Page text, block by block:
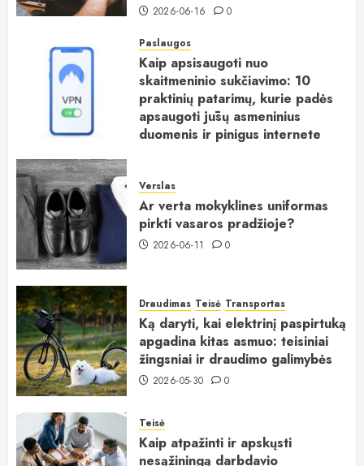
2026-06-16 0
Paslaugos
Kaip apsisaugoti nuo
skaitmeninio sukčiavimo: 10
praktinių patarimų, kurie padės
apsaugoti jūsų asmeninius
duomenis ir pinigus internete
Verslas
Ar verta mokyklines uniformas
pirkti vasaros pradžioje?
2026-06-11 0
Draudimas Teisė Transportas
Ką daryti, kai elektrinį paspirtuką
apgadina kitas asmuo: teisiniai
žingsniai ir draudimo galimybės
2026-05-30 0
Teisė
Kaip atpažinti ir apskųsti
nesąžiningą darbdavio